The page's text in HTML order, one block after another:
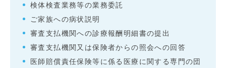
検体検査業務等の業務委託
ご家族への病状説明
審査支払機関への診療報酬明細書の提出
審査支払機関又は保険者からの照会への回答
医師賠償責任保険等に係る医療に関する専門の団